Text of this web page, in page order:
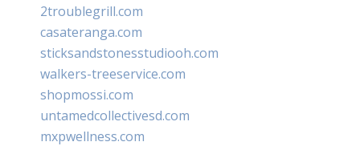
2troublegrill.com
casateranga.com
sticksandstonesstudiooh.com
walkers-treeservice.com
shopmossi.com
untamedcollectivesd.com
mxpwellness.com